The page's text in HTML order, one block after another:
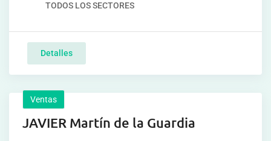
TODOS LOS SECTORES
Detalles
Ventas
JAVIER Martín de la Guardia